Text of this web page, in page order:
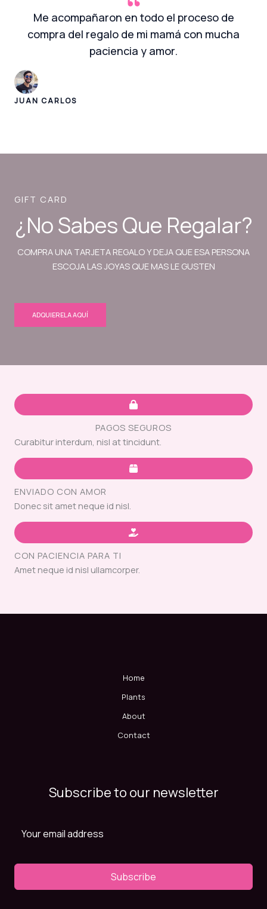
Me acompañaron en todo el proceso de
compra del regalo de mi mamá con mucha
paciencia y amor.
JUAN CARLOS
GIFT CARD
¿No Sabes Que Regalar?
COMPRA UNA TARJETA REGALO Y DEJA QUE ESA PERSONA
ESCOJA LAS JOYAS QUE MAS LE GUSTEN
ADQUIERELA AQUÍ
PAGOS SEGUROS
Curabitur interdum, nisl at tincidunt.
ENVIADO CON AMOR
Donec sit amet neque id nisl.
CON PACIENCIA PARA TI
Amet neque id nisl ullamcorper.
Home
Plants
About
Contact
Subscribe to our newsletter
Subscribe